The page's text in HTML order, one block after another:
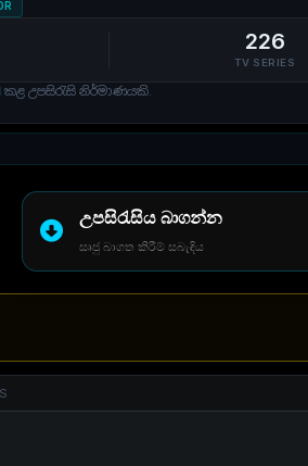
226
TV SERIES
කළ උපසිරැසි නිර්මාණයකි.
උපසිරැසිය බාගන්න
සෘජු බාගත කිරීම් සබැඳිය